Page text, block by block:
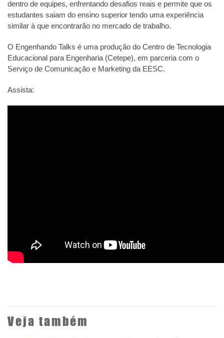
dentro de equipes, enfrentando desafios reais e permite que os
estudantes saiam do ensino superior tendo uma experiência
similar à que encontrarão no mercado de trabalho.
O Engenhando Talks é uma produção do Centro de Tecnologia
Educacional para Engenharia (Cetepe), em parceria com o
Serviço de Comunicação e Marketing da EESC.
Assista:
Veja também